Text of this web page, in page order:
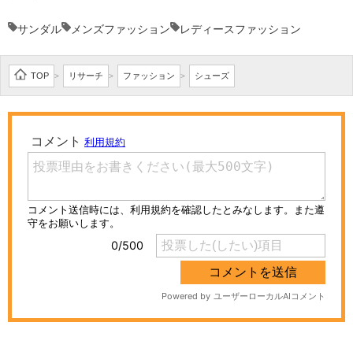
サンダル メンズファッション レディースファッション
TOP > リサーチ > ファッション > シューズ